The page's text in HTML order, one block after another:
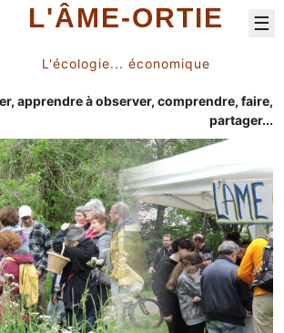
L'ÂME-ORTIE
L'écologie... économique
apprendre à observer, comprendre, faire,
partager...
☰